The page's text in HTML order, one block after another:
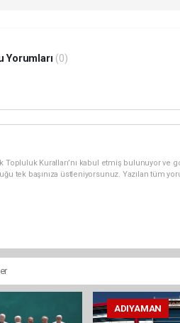
Yorumları (0)
Topluluk Kuralları’nı kabul etmiş bulunuyor ve
tek başınıza üstleniyorsunuz. Yazılan tüm
ADIYAMAN